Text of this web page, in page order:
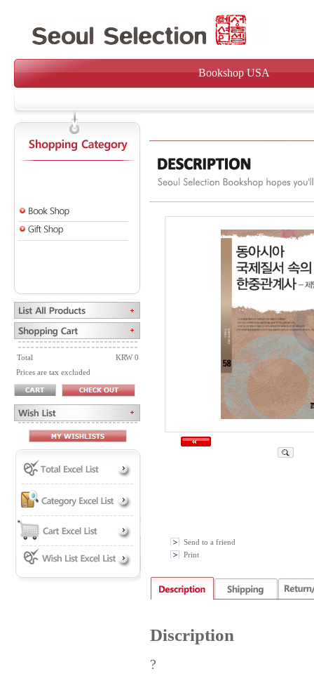
Bookshop USA
Total
KRW 0
Prices are tax excluded
Send to a friend
Print
Discription
?